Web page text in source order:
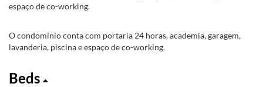
espaço de co-working.
O condomínio conta com portaria 24 horas, academia, garagem,
lavanderia, piscina e espaço de co-working.
Beds